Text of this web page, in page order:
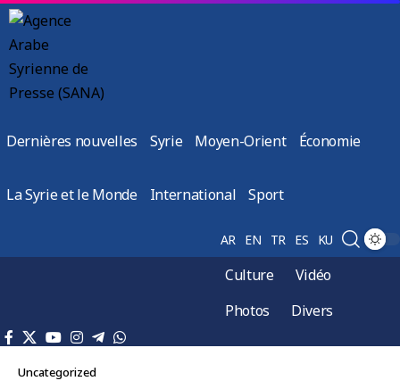
Dernières nouvelles Syrie Moyen-Orient Économie
La Syrie et le Monde International Sport
AR EN TR ES KU
Culture
Vidéo
Photos
Divers
Uncategorized